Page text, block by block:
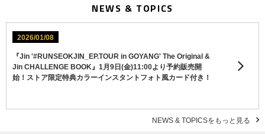
NEWS & TOPICS
2026/01/08
『Jin '#RUNSEOKJIN_EP.TOUR in GOYANG' The Original &
Jin CHALLENGE BOOK』1月9日(金)11:00より予約販売開
始！ストア限定特典カラーインスタントフォト風カード付き！
NEWS & TOPICSをもっと見る